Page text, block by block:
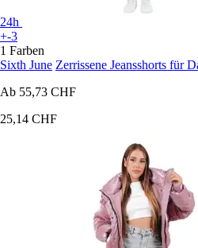
24h
+-3
1 Farben
Sixth June Zerrissene Jeansshorts für
Ab 55,73 CHF
25,14 CHF